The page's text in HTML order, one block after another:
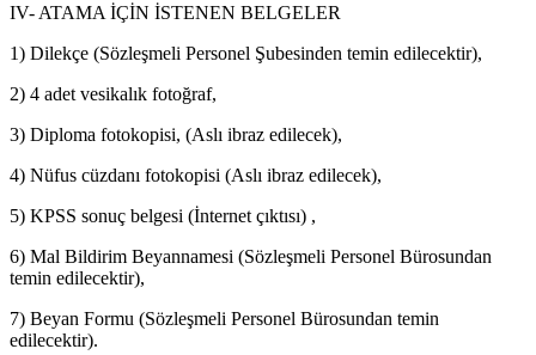
IV- ATAMA İÇİN İSTENEN BELGELER
1) Dilekçe (Sözleşmeli Personel Şubesinden temin edilecektir),
2) 4 adet vesikalık fotoğraf,
3) Diploma fotokopisi, (Aslı ibraz edilecek),
4) Nüfus cüzdanı fotokopisi (Aslı ibraz edilecek),
5) KPSS sonuç belgesi (İnternet çıktısı) ,
6) Mal Bildirim Beyannamesi (Sözleşmeli Personel Bürosundan
temin edilecektir),
7) Beyan Formu (Sözleşmeli Personel Bürosundan temin
edilecektir).